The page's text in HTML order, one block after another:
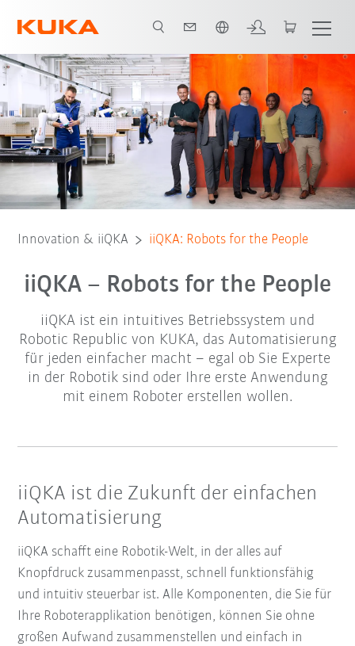
iiQKA Components Erste Schritte
Innovation & iiQKA iiQKA: Robots for the People
iiQKA – Robots for the People
iiQKA ist ein intuitives Betriebssystem und
Robotic Republic von KUKA, das Automatisierung
für jeden einfacher macht – egal ob Sie Experte
in der Robotik sind oder Ihre erste Anwendung
mit einem Roboter erstellen wollen.
iiQKA ist die Zukunft der einfachen
Automatisierung
iiQKA schafft eine Robotik-Welt, in der alles auf
Knopfdruck zusammenpasst, schnell funktionsfähig
und intuitiv steuerbar ist. Alle Komponenten, die Sie für
Ihre Roboterapplikation benötigen, können Sie ohne
großen Aufwand zusammenstellen und einfach in